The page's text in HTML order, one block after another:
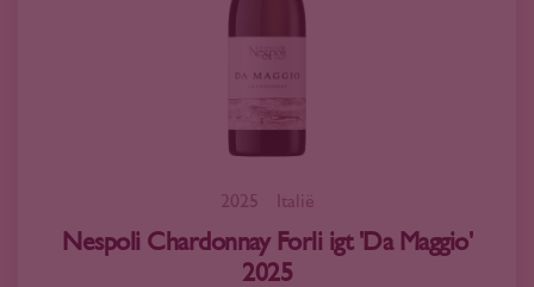
2025 Italië
Nespoli Chardonnay Forli igt 'Da Maggio'
2025